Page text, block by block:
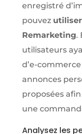
enregistré
pouvez
Remarketing.
utilisateurs
d’e-
annonces
proposées
une
Analysez les